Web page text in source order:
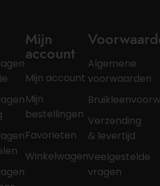
Mijn
account
Mijn account
Mijn
bestellingen
Favorieten
Winkelwagen
Algemene
voorwaarden
Verzending
& levertijd
Veelgestelde
vragen